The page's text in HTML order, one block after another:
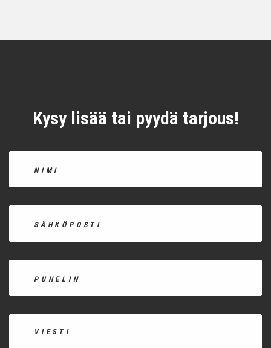
Kysy lisää tai pyydä tarjous!